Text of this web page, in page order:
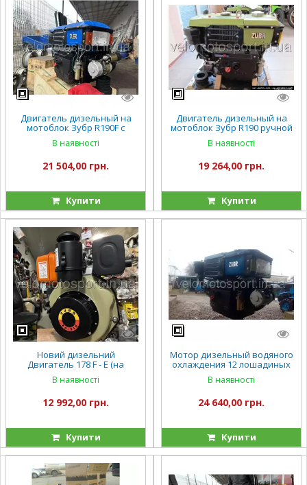
Двигатель дизельный на
мотоблок Зубр R190F с
электростартером(10 л.с)
В наявності
21 504,00 грн.
Купити
Двигатель дизельный на
мотоблок Зубр R190 ручной
стартер(9,6 л.с) 10
лошадиных сил водяного
В наявності
19 264,00 грн.
Купити
Новий дизельний
Двигатель 178 F - Е (на
мотоблок Зубр(Zubr) НТ-105
6 л.с- с электростартером)
В наявності
12 992,00 грн.
Купити
Мотор дизельный водяного
охлаждения 12 лошадиных
сил Дизельный двигатель
на мотоблок Зубр(Zubr)
В наявності
24 640,00 грн.
Купити